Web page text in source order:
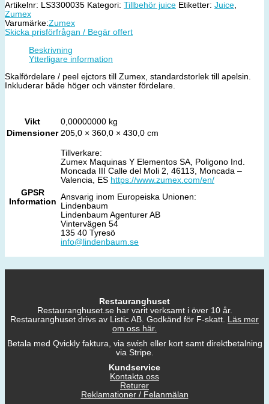
Artikelnr: LS3300035 Kategori: Tillbehör juice Etiketter: Juice,
Zumex
Varumärke:Zumex
Skicka prisförfrågan / Begär offert
Beskrivning
Ytterligare information
Skalfördelare / peel ejctors till Zumex, standardstorlek till apelsin.
Inkluderar både höger och vänster fördelare.
Vikt
0,00000000 kg
Dimensioner 205,0 × 360,0 × 430,0 cm
GPSR
Information
Tillverkare:
Zumex Maquinas Y Elementos SA, Poligono Ind.
Moncada III Calle del Moli 2, 46113, Moncada –
Valencia, ES https://www.zumex.com/en/
Ansvarig inom Europeiska Unionen:
Lindenbaum
Lindenbaum Agenturer AB
Vintervägen 54
135 40 Tyresö
info@lindenbaum.se
Restauranghuset
Restauranghuset.se har varit verksamt i över 10 år.
Restauranghuset drivs av Listic AB. Godkänd för F-skatt. Läs mer
om oss här.
Betala med Qvickly faktura, via swish eller kort samt direktbetalning
via Stripe.
Kundservice
Kontakta oss
Returer
Reklamationer / Felanmälan